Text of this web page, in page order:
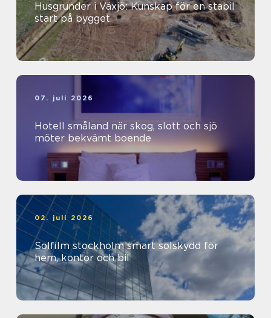
Husgrunder i Växjö: Kunskap för en stabil
start på bygget
07. juli 2026
Hotell småland när skog, slott och sjö
möter bekvämt boende
02. juli 2026
Solfilm stockholm smart solskydd för
hem, kontor och bil